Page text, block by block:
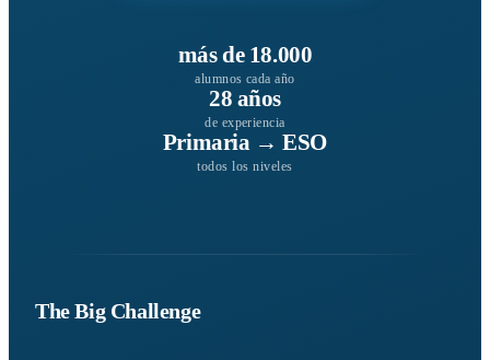
más de 18.000
alumnos cada año
28 años
de experiencia
Primaria → ESO
todos los niveles
The Big Challenge